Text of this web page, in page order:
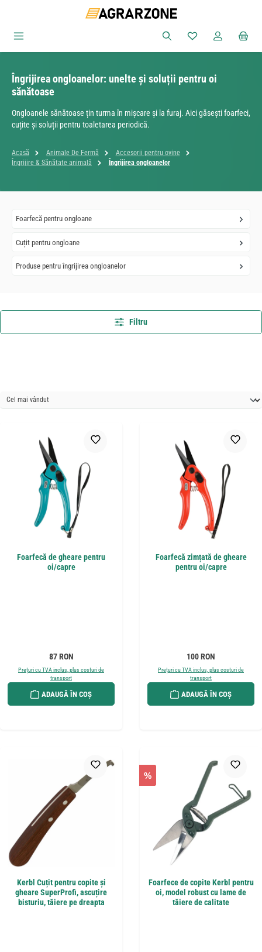
Sari la conținutul principal
Aveți 0 articole
Îngrijirea ongloanelor: unelte și soluții pentru oi
sănătoase
Ongloanele sănătoase țin turma în mișcare și la furaj. Aici găsești foarfeci,
cuțite și soluții pentru toaletarea periodică.
Acasă Animale De Fermă
Accesorii pentru ovine
Îngrijire & Sănătate animală
Îngrijirea ongloanelor
Foarfecă pentru ongloane
Cuțit pentru ongloane
Produse pentru îngrijirea ongloanelor
Filtru
Foarfecă de gheare pentru
oi/capre
Preț obișnuit:
87 RON
Prețuri cu TVA inclus, plus costuri de
transport
ADAUGĂ ÎN COȘ
Foarfecă zimțată de gheare
pentru oi/capre
Preț obișnuit:
100 RON
Prețuri cu TVA inclus, plus costuri de
transport
ADAUGĂ ÎN COȘ
Kerbl Cuțit pentru copite și
gheare SuperProfi, ascuțire
bisturiu, tăiere pe dreapta
%
Foarfece de copite Kerbl pentru
oi, model robust cu lame de
tăiere de calitate